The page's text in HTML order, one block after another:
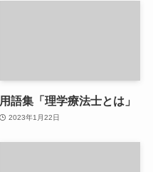
用語集「理学療法士とは」
2023年1月22日